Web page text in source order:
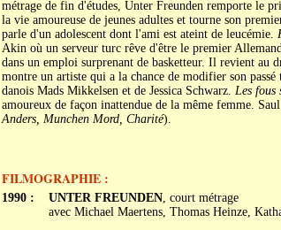
métrage de fin d'études, Unter Freunden remporte le
la vie amoureuse de jeunes adultes et tourne son
parle d'un adolescent dont l'ami est ateint de leucémie.
Akin où un serveur turc rêve d'être le premier
dans un emploi surprenant de basketteur. Il revient au
montre un artiste qui a la chance de modifier son passé
danois Mads Mikkelsen et de Jessica Schwarz. Les fous
amoureux de façon inattendue de la même femme.
Anders, Munchen Mord, Charité).
FILMOGRAPHIE :
1990 : UNTER FREUNDEN, court métrage
avec Michael Maertens, Thomas Heinze,